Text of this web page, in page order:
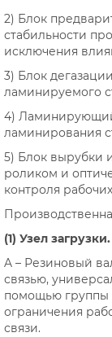
2) Блок
стабильности
исключения
3) Блок
ламинируемого
4)
ламинирования
5) Блок вырубки
роликом и
контроля
(1) Узел
A – Резиновый
связью,
помощью группы
ограничения
связи.